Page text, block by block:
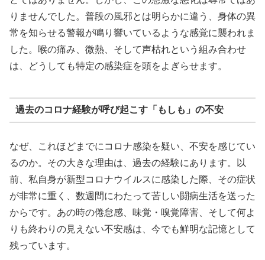
りませんでした。普段の風邪とは明らかに違う、身体の異
常を知らせる警報が鳴り響いているような感覚に襲われま
した。喉の痛み、微熱、そして声枯れという組み合わせ
は、どうしても特定の感染症を頭をよぎらせます。
過去のコロナ経験が呼び起こす「もしも」の不安
なぜ、これほどまでにコロナ感染を疑い、不安を感じてい
るのか。その大きな理由は、過去の経験にあります。以
前、私自身が新型コロナウイルスに感染した際、その症状
が非常に重く、数週間にわたって苦しい闘病生活を送った
からです。あの時の倦怠感、味覚・嗅覚障害、そして何よ
りも終わりの見えない不安感は、今でも鮮明な記憶として
残っています。